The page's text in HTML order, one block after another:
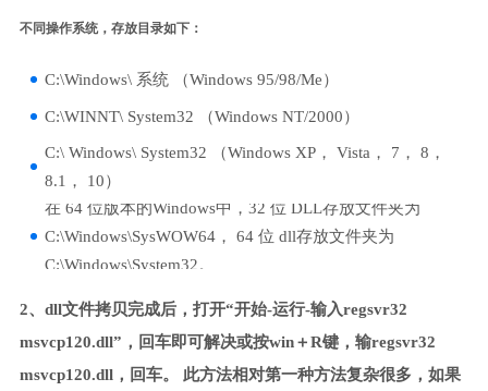
不同操作系统，存放目录如下：
C:\Windows\ 系统 （Windows 95/98/Me）
C:\WINNT\ System32 （Windows NT/2000）
C:\ Windows\ System32 （Windows XP， Vista， 7， 8，
8.1， 10）
在 64 位版本的Windows中，32 位 DLL存放文件夹为
C:\Windows\SysWOW64， 64 位 dll存放文件夹为
C:\Windows\System32。
2、dll文件拷贝完成后，打开“开始-运行-输入regsvr32
msvcp120.dll”，回车即可解决或按win＋R键，输regsvr32
msvcp120.dll，回车。 此方法相对第一种方法复杂很多，如果